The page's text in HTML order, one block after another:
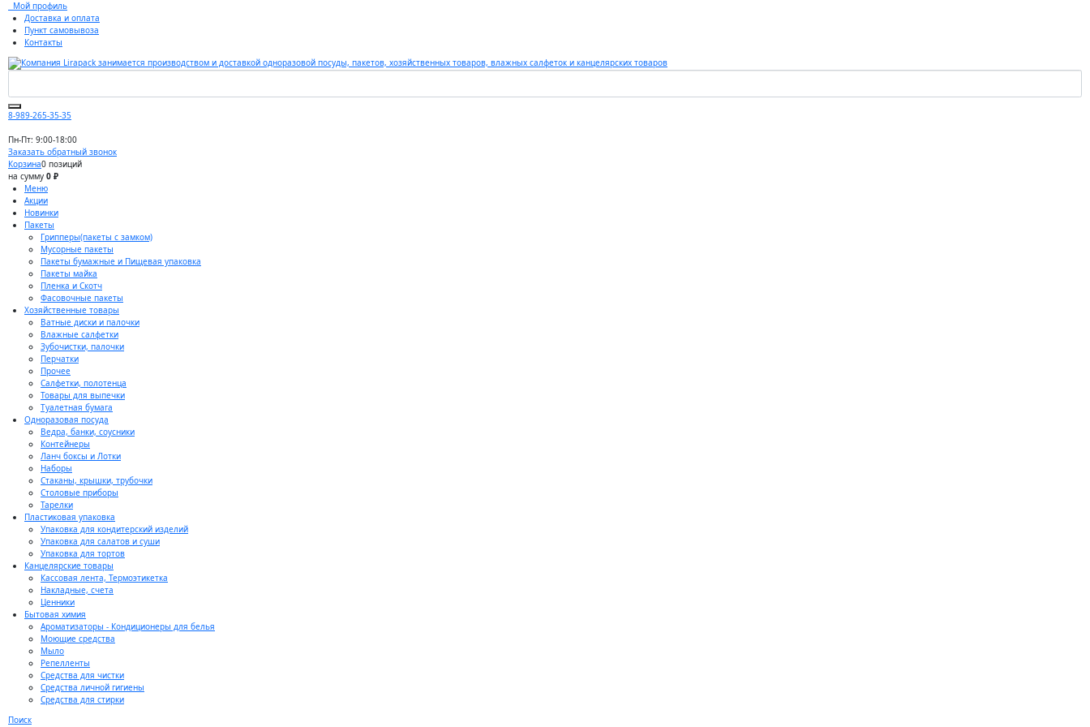
Мой профиль
Доставка и оплата
Пункт самовывоза
Контакты
8-989-265-35-35
Пн-Пт: 9:00-18:00
Заказать обратный звонок
Корзина0 позиций
на сумму 0 ₽
Меню
Акции
Новинки
Пакеты
Грипперы(пакеты с замком)
Мусорные пакеты
Пакеты бумажные и Пищевая упаковка
Пакеты майка
Пленка и Скотч
Фасовочные пакеты
Хозяйственные товары
Ватные диски и палочки
Влажные салфетки
Зубочистки, палочки
Перчатки
Прочее
Салфетки, полотенца
Товары для выпечки
Туалетная бумага
Одноразовая посуда
Ведра, банки, соусники
Контейнеры
Ланч боксы и Лотки
Наборы
Стаканы, крышки, трубочки
Столовые приборы
Тарелки
Пластиковая упаковка
Упаковка для кондитерский изделий
Упаковка для салатов и суши
Упаковка для тортов
Канцелярские товары
Кассовая лента, Термоэтикетка
Накладные, счета
Ценники
Бытовая химия
Ароматизаторы - Кондиционеры для белья
Моющие средства
Мыло
Репелленты
Средства для чистки
Средства личной гигиены
Средства для стирки
Поиск